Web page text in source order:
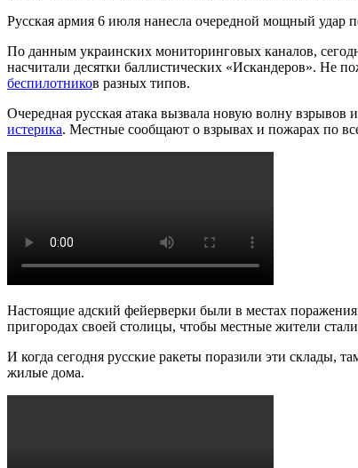
Русская армия 6 июля нанесла очередной мощный удар
По данным украинских мониторинговых каналов,
насчитали десятки баллистических «Искандеров». Не
беспилотников разных типов.
Очередная русская атака вызвала новую волну
истерика. Местные сообщают о взрывах и пожарах по
Настоящие адский фейерверки были в местах
пригородах своей столицы, чтобы местные жители
И когда сегодня русские ракеты поразили эти склады,
жилые дома.